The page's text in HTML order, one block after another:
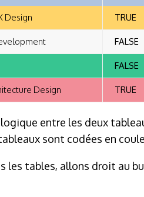
Design TRUE
FALSE
FALSE
Design TRUE
entre les deux
sont codées en
les tables, allons droit au